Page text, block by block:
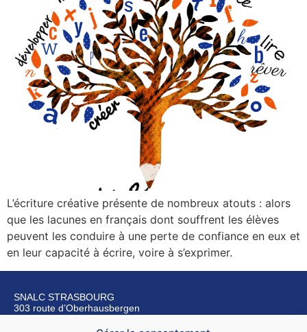
L’écriture créative présente de nombreux atouts : alors
que les lacunes en français dont souffrent les élèves
peuvent les conduire à une perte de confiance en eux et
en leur capacité à écrire, voire à s’exprimer.
SNALC STRASBOURG
303 route d’Oberhausbergen